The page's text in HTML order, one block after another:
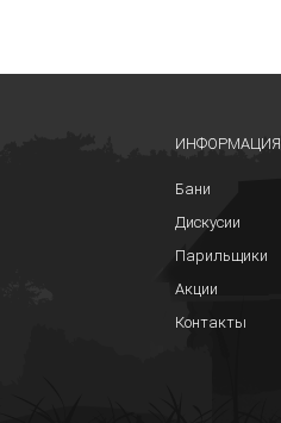
ИНФОРМАЦИЯ
Бани
Дискусии
Парильщики
Акции
Контакты